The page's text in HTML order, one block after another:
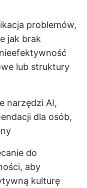
problemów,
jak brak
lub struktury
narzędzi AI,
dla osób,
do
aby
kulturę